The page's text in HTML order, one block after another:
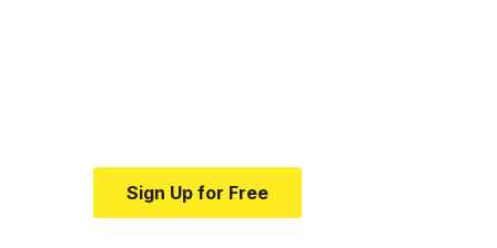
Sign Up for Free